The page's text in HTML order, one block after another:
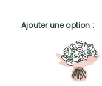
Ajouter une option :